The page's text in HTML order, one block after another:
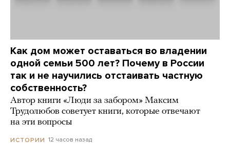
Как дом может оставаться во владении
одной семьи 500 лет? Почему в России
так и не научились отстаивать частную
собственность?
Автор книги «Люди за забором» Максим
Трудолюбов советует книги, которые отвечают
на эти вопросы
ИСТОРИИ 12 часов назад